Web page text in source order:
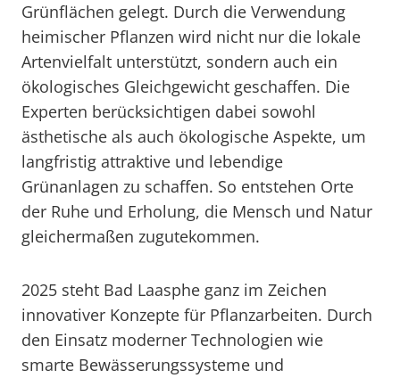
Grünflächen gelegt. Durch die Verwendung
heimischer Pflanzen wird nicht nur die lokale
Artenvielfalt unterstützt, sondern auch ein
ökologisches Gleichgewicht geschaffen. Die
Experten berücksichtigen dabei sowohl
ästhetische als auch ökologische Aspekte, um
langfristig attraktive und lebendige
Grünanlagen zu schaffen. So entstehen Orte
der Ruhe und Erholung, die Mensch und Natur
gleichermaßen zugutekommen.
2025 steht Bad Laasphe ganz im Zeichen
innovativer Konzepte für Pflanzarbeiten. Durch
den Einsatz moderner Technologien wie
smarte Bewässerungssysteme und